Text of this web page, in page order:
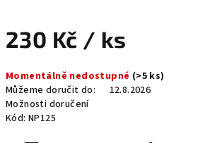
230 Kč / ks
cena:
Momentálně nedostupné (>5 ks)
Můžeme doručit do:
12.8.2026
Možnosti doručení
Kód: NP125